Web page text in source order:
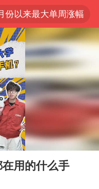
份以来最大单周涨幅
俄黑客称掌握北约直接参与袭俄证据
云南一地过火把节意外灼伤16人
女子被狗舔脚确诊三级暴露 医生回应
泰国校园枪击事件已致8死30余伤
歌手2026》歌王
微信新功能：你可以“撤回”你的撤回
00:37
用的什么手